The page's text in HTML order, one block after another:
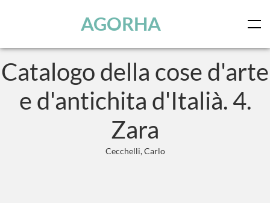
AGORHA
Catalogo della cose d'arte
e d'antichita d'Italià. 4.
Zara
Cecchelli, Carlo